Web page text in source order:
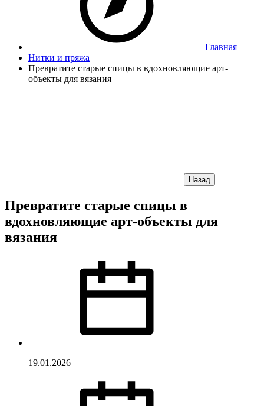
Главная
Нитки и пряжа
Превратите старые спицы в вдохновляющие арт-
объекты для вязания
Назад
Превратите старые спицы в
вдохновляющие арт-объекты для
вязания
19.01.2026